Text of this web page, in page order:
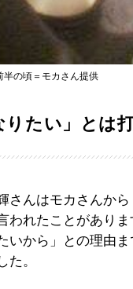
半の頃＝モカさん提供
りたい」とは
さんはモカさんから
われたことがありま
いから」との理由
た。